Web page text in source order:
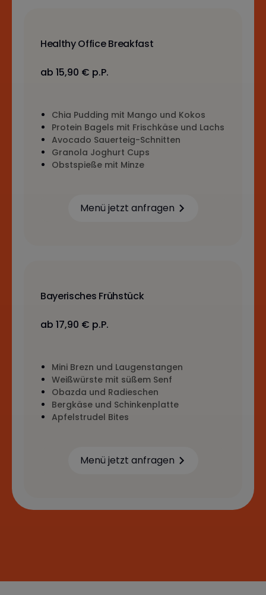
Healthy Office Breakfast
ab 15,90 € p.P.
Chia Pudding mit Mango und Kokos
Protein Bagels mit Frischkäse und Lachs
Avocado Sauerteig-Schnitten
Granola Joghurt Cups
Obstspieße mit Minze
Menü jetzt anfragen
Bayerisches Frühstück
ab 17,90 € p.P.
Mini Brezn und Laugenstangen
Weißwürste mit süßem Senf
Obazda und Radieschen
Bergkäse und Schinkenplatte
Apfelstrudel Bites
Menü jetzt anfragen